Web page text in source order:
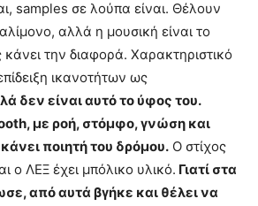
samples σε λούπα είναι. Θέλουν
αλλά η μουσική είναι το
την διαφορά. Χαρακτηριστικό
ικανοτήτων ως
δεν είναι αυτό το ύφος του.
με ροή, στόμφο, γνώση και
ποιητή του δρόμου. Ο στίχος
ο ΛΕΞ έχει μπόλικο υλικό. Γιατί στα
από αυτά βγήκε και θέλει να